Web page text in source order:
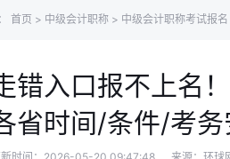
首页 > 中级会计职称 > 中级会计职称考试报名
错入口报不上名
省时间/条件/考务